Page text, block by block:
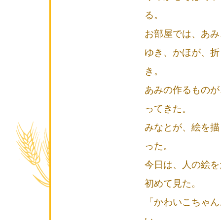
る。
お部屋では、あ
ゆき、かほが、
き。
あみの作るもの
ってきた。
みなとが、絵を
った。
今日は、人の絵
初めて見た。
「かわいこちゃ